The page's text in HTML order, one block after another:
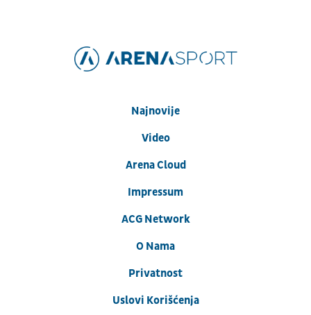
Najnovije
Video
Arena Cloud
Impressum
ACG Network
O Nama
Privatnost
Uslovi Korišćenja